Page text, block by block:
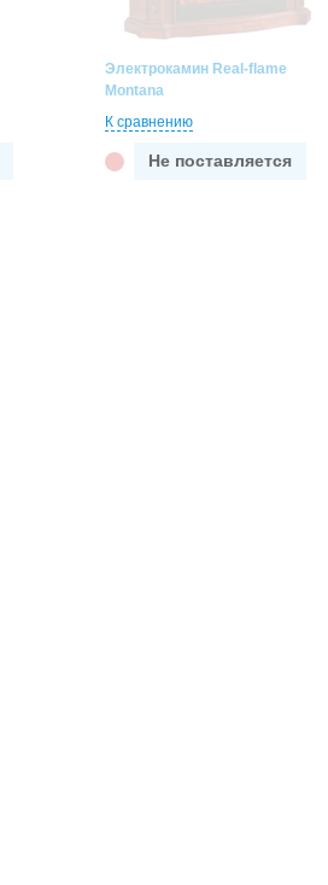
Электрокамин Real-flame
Montana
К сравнению
Не поставляется